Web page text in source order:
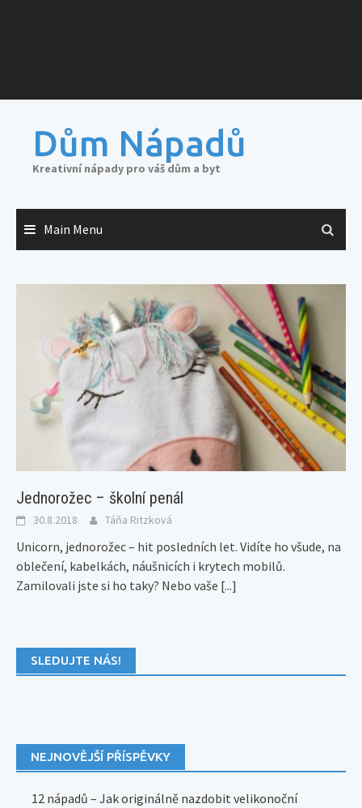
Dům Nápadů
Kreativní nápady pro váš dům a byt
Main Menu
Jednorožec – školní penál
30.8.2018 Táňa Ritzková
Unicorn, jednorožec – hit posledních let. Vidíte ho všude, na
oblečení, kabelkách, náušnicích i krytech mobilů.
Zamilovali jste si ho taky? Nebo vaše [...]
SLEDUJTE NÁS!
NEJNOVĚJŠÍ PŘÍSPĚVKY
12 nápadů – Jak originálně nazdobit velikonoční